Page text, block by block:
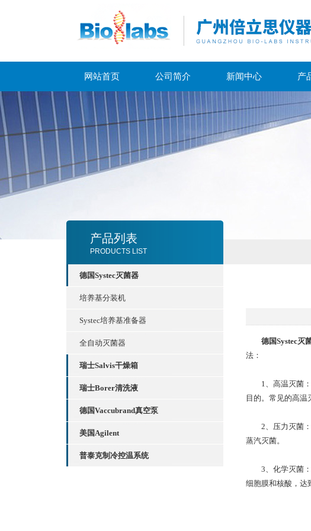
网站首页 公司简介 新闻中心 产
产品列表
PRODUCTS LIST
德国Systec灭菌器
培养基分装机
Systec培养基准备器
全自动灭菌器
瑞士Salvis干燥箱
瑞士Borer清洗液
德国Vaccubrand真空泵
美国Agilent
普泰克制冷控温系统
德国Systec灭
法：
1、高温灭菌：
目的。常见的高温
2、压力灭菌：
蒸汽灭菌。
3、化学灭菌：
细胞膜和核酸，达